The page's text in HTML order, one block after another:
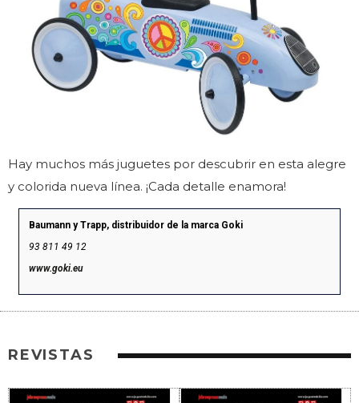
Hay muchos más juguetes por descubrir en esta alegre
y colorida nueva línea. ¡Cada detalle enamora!
Baumann y Trapp, distribuidor de la marca Goki
93 811 49 12
www.goki.eu
REVISTAS